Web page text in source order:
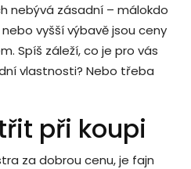
nebývá zásadní – málokdo
vyšší výbavě jsou ceny
Spíš záleží, co je pro vás
vlastnosti? Nebo třeba
při koupi
za dobrou cenu, je fajn